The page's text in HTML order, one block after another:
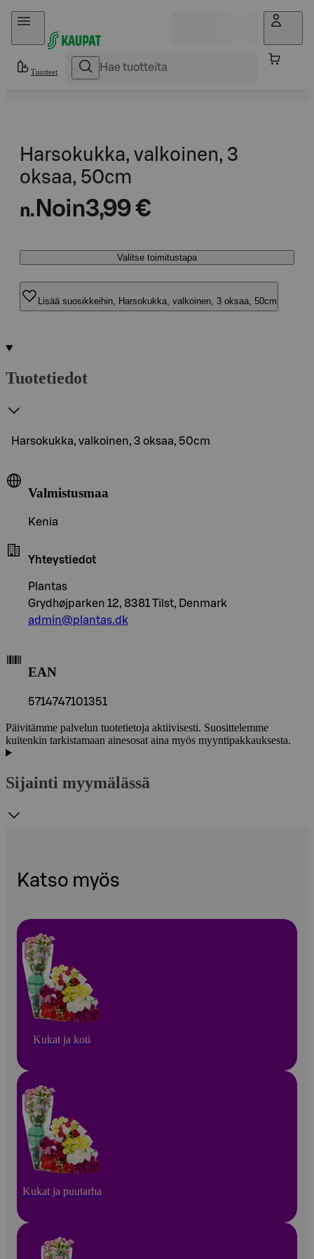
Hyppää sisältöön
Tuotteet
Harsokukka, valkoinen, 3
oksaa, 50cm
n. Noin3,99 €
Valitse toimitustapa
Lisää suosikkeihin, Harsokukka, valkoinen, 3 oksaa, 50cm
Tuotetiedot
Harsokukka, valkoinen, 3 oksaa, 50cm
Valmistusmaa
Kenia
Yhteystiedot
Plantas
Grydhøjparken 12, 8381 Tilst, Denmark
admin@plantas.dk
EAN
5714747101351
Päivitämme palvelun tuotetietoja aktiivisesti. Suosittelemme
kuitenkin tarkistamaan ainesosat aina myös myyntipakkauksesta.
Sijainti myymälässä
Katso myös
Kukat ja koti
Kukat ja puutarha